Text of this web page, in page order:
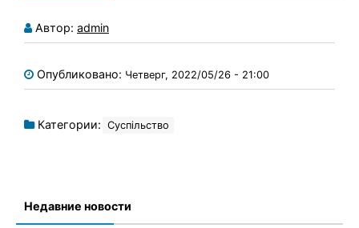
Автор: admin
Опубликовано: Четверг, 2022/05/26 - 21:00
Категории: Суспільство
Недавние новости